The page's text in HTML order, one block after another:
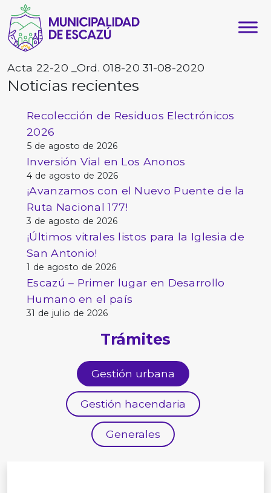
Acta 22-20 _Ord. 018-20 31-08-2020
Noticias recientes
Recolección de Residuos Electrónicos
2026
5 de agosto de 2026
Inversión Vial en Los Anonos
4 de agosto de 2026
¡Avanzamos con el Nuevo Puente de la
Ruta Nacional 177!
3 de agosto de 2026
¡Últimos vitrales listos para la Iglesia de
San Antonio!
1 de agosto de 2026
Escazú – Primer lugar en Desarrollo
Humano en el país
31 de julio de 2026
Trámites
Gestión urbana
Gestión hacendaria
Generales